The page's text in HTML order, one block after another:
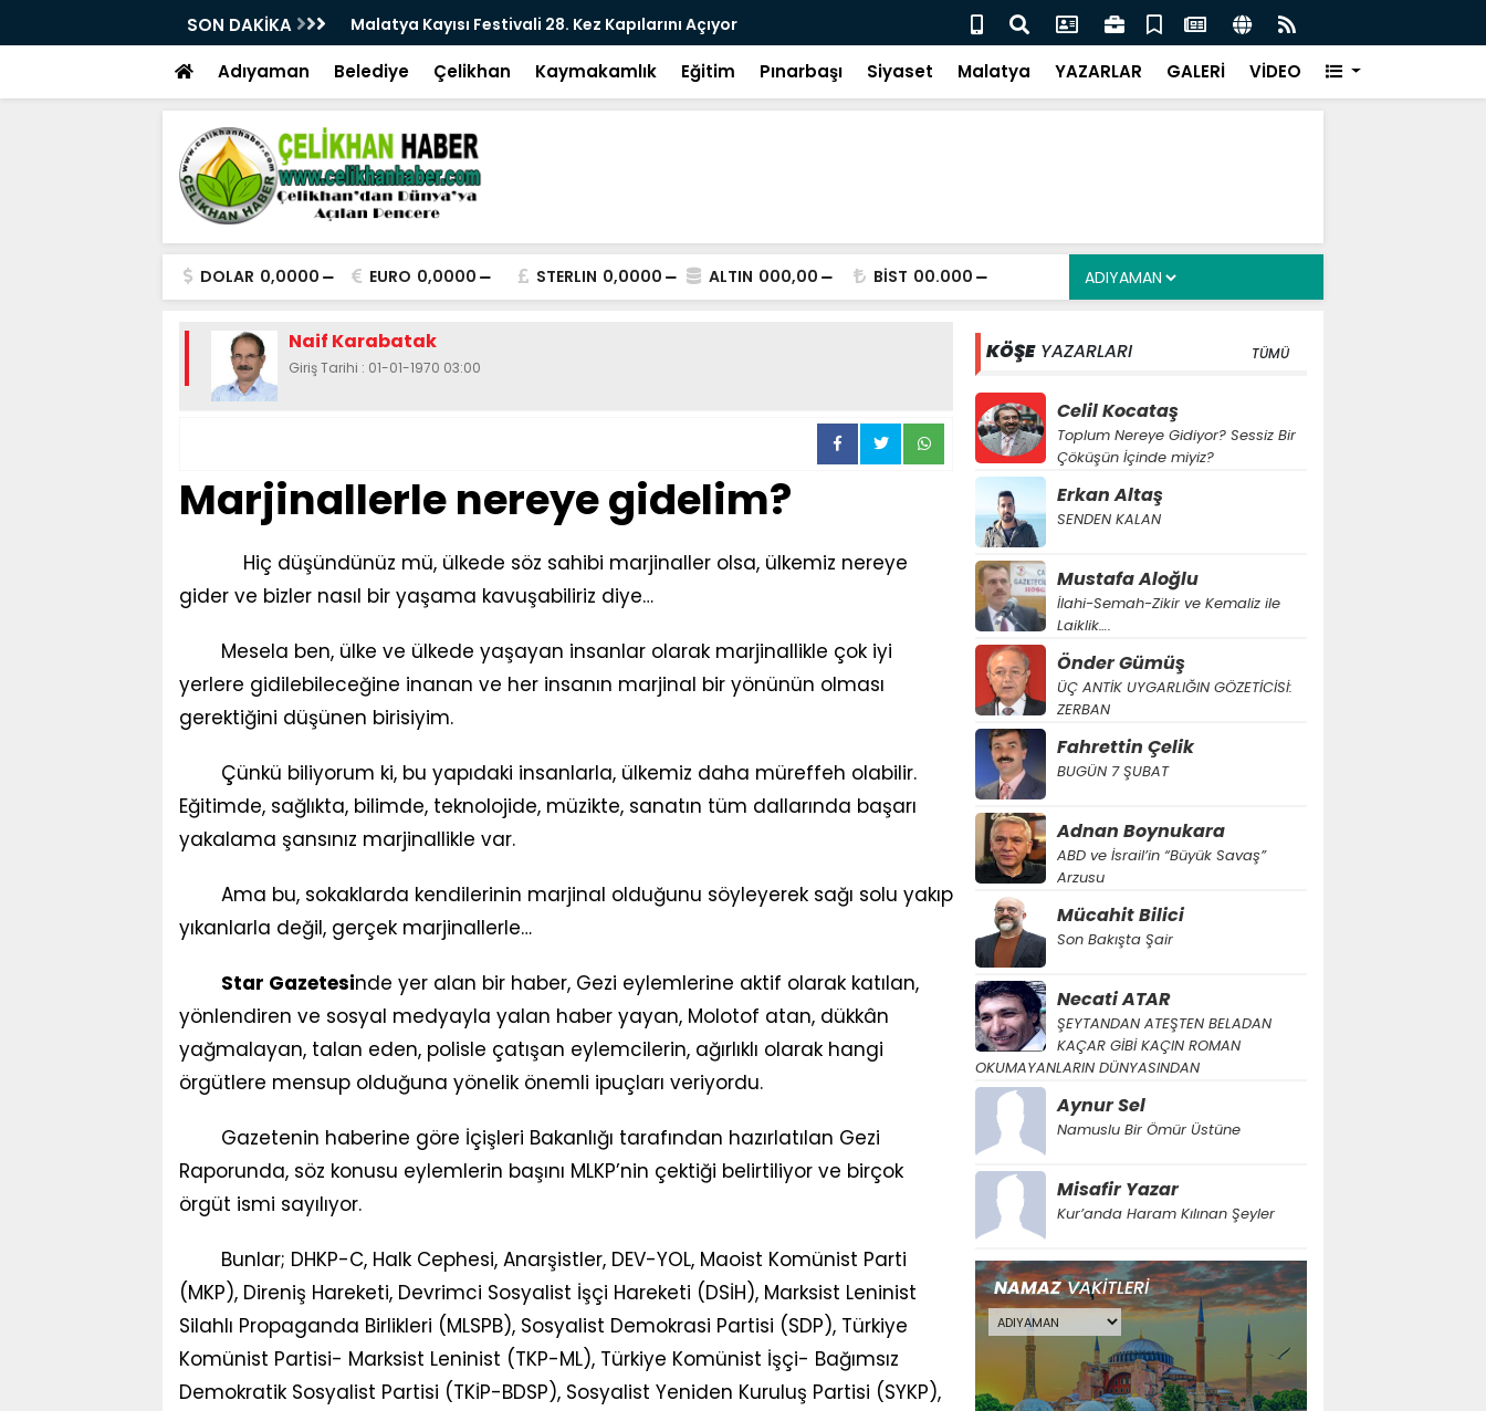
SON DAKİKA
Kez Kapılarını Açıyor Vesayetten Siyasete: DEM Parti’nin Tarihi Sınavı Milletvekili Alkayış, Cibuti’de diplomatik temaslarda bulundu
Adıyaman Belediye Çelikhan Kaymakamlık Eğitim Pınarbaşı Siyaset Malatya YAZARLAR GALERİ VİDEO
DOLAR 0,0000 EURO 0,0000 STERLIN 0,0000 ALTIN 000,00 BİST 00.000
Naif Karabatak
Giriş Tarihi : 01-01-1970 03:00
Marjinallerle nereye gidelim?
Hiç düşündünüz mü, ülkede söz sahibi marjinaller olsa, ülkemiz nereye
gider ve bizler nasıl bir yaşama kavuşabiliriz diye…
Mesela ben, ülke ve ülkede yaşayan insanlar olarak marjinallikle çok iyi
yerlere gidilebileceğine inanan ve her insanın marjinal bir yönünün olması
gerektiğini düşünen birisiyim.
Çünkü biliyorum ki, bu yapıdaki insanlarla, ülkemiz daha müreffeh olabilir.
Eğitimde, sağlıkta, bilimde, teknolojide, müzikte, sanatın tüm dallarında başarı
yakalama şansınız marjinallikle var.
Ama bu, sokaklarda kendilerinin marjinal olduğunu söyleyerek sağı solu yakıp
yıkanlarla değil, gerçek marjinallerle…
Star Gazetesinde yer alan bir haber, Gezi eylemlerine aktif olarak katılan,
yönlendiren ve sosyal medyayla yalan haber yayan, Molotof atan, dükkân
yağmalayan, talan eden, polisle çatışan eylemcilerin, ağırlıklı olarak hangi
örgütlere mensup olduğuna yönelik önemli ipuçları veriyordu.
Gazetenin haberine göre İçişleri Bakanlığı tarafından hazırlatılan Gezi
Raporunda, söz konusu eylemlerin başını MLKP’nin çektiği belirtiliyor ve birçok
örgüt ismi sayılıyor.
Bunlar; DHKP-C, Halk Cephesi, Anarşistler, DEV-YOL, Maoist Komünist Parti
(MKP), Direniş Hareketi, Devrimci Sosyalist İşçi Hareketi (DSİH), Marksist Leninist
Silahlı Propaganda Birlikleri (MLSPB), Sosyalist Demokrasi Partisi (SDP), Türkiye
Komünist Partisi- Marksist Leninist (TKP-ML), Türkiye Komünist İşçi- Bağımsız
Demokratik Sosyalist Partisi (TKİP-BDSP), Sosyalist Yeniden Kuruluş Partisi (SYKP),
KÖŞEYAZARLARI TÜMÜ
Celil Kocataş
Toplum Nereye Gidiyor? Sessiz Bir
Çöküşün İçinde miyiz?
Erkan Altaş
SENDEN KALAN
Mustafa Aloğlu
İlahi-Semah-Zikir ve Kemaliz ile
Laiklik….
Önder Gümüş
ÜÇ ANTİK UYGARLIĞIN GÖZETİCİSİ:
ZERBAN
Fahrettin Çelik
BUGÜN 7 ŞUBAT
Adnan Boynukara
ABD ve İsrail’in “Büyük Savaş”
Arzusu
Mücahit Bilici
Son Bakışta Şair
Necati ATAR
ŞEYTANDAN ATEŞTEN BELADAN
KAÇAR GİBİ KAÇIN ROMAN
OKUMAYANLARIN DÜNYASINDAN
Aynur Sel
Namuslu Bir Ömür Üstüne
Misafir Yazar
Kur’anda Haram Kılınan Şeyler
NAMAZVAKİTLERİ